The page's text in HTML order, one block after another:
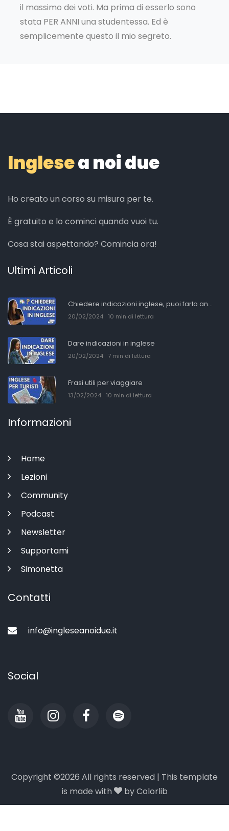
il massimo dei voti. Ma prima di esserlo sono
stata PER ANNI una studentessa. Ed è
semplicemente questo il mio segreto.
Inglesea noi due
Ho creato un corso su misura per te.
È gratuito e lo cominci quando vuoi tu.
Cosa stai aspettando? Comincia ora!
Ultimi Articoli
Chiedere indicazioni inglese, puoi farlo an...
20/02/2024 10 min di lettura
Dare indicazioni in inglese
20/02/2024 7 min di lettura
Frasi utili per viaggiare
13/02/2024 10 min di lettura
Informazioni
Home
Lezioni
Community
Podcast
Newsletter
Supportami
Simonetta
Contatti
info@ingleseanoidue.it
Social
Copyright ©2026 All rights reserved | This template
is made with
byColorlib